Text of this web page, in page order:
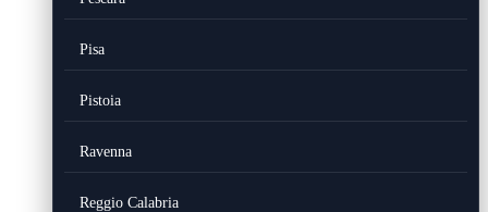
Pisa
Pistoia
Ravenna
Reggio Calabria